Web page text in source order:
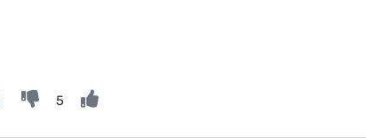
5